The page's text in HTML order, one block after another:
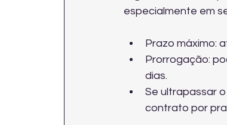
especialmente em
Prazo máximo:
Prorrogação:
dias.
Se ultrapassar
contrato por